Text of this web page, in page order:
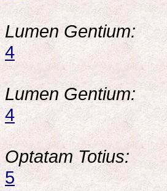
Lumen Gentium:
4
Lumen Gentium:
4
Optatam Totius:
5